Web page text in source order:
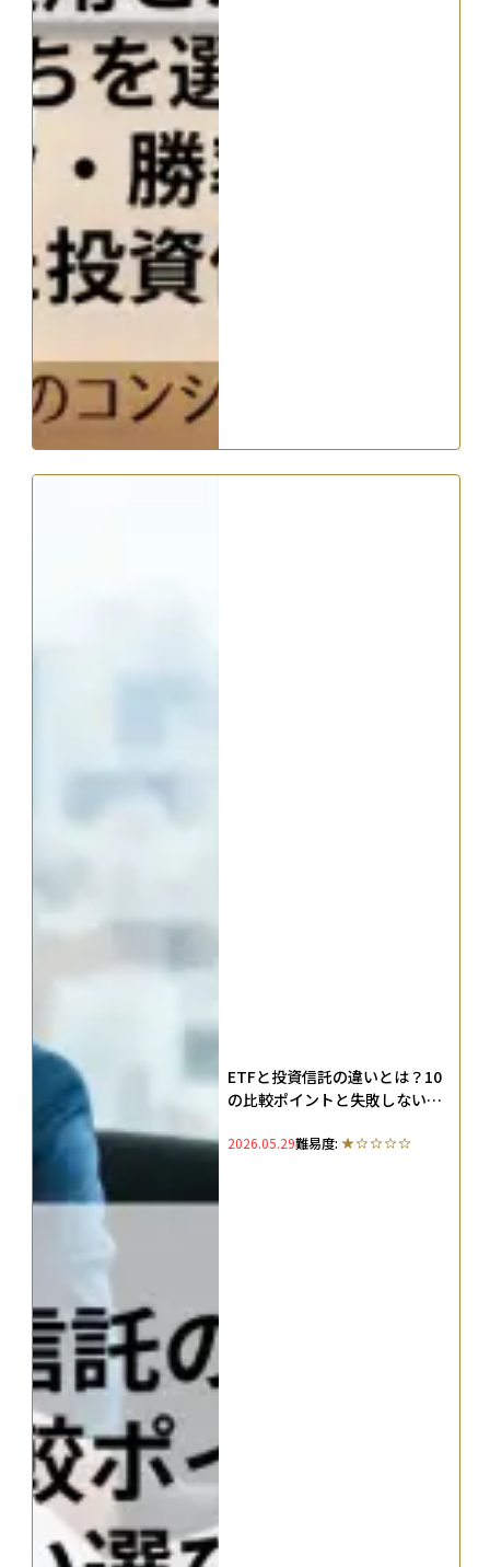
ETFと投資信託の違いとは？10
の比較ポイントと失敗しない選
2026.05.29難易度: